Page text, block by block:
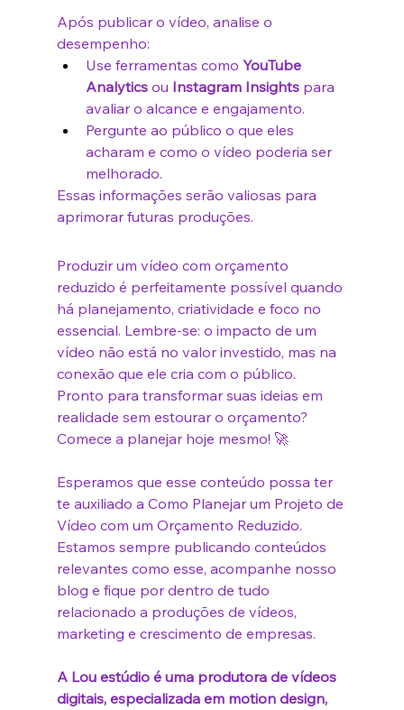
Após publicar o vídeo, analise o
desempenho:
Use ferramentas como YouTube
Analytics ou Instagram Insights para
avaliar o alcance e engajamento.
Pergunte ao público o que eles
acharam e como o vídeo poderia ser
melhorado.
Essas informações serão valiosas para
aprimorar futuras produções.
Produzir um vídeo com orçamento
reduzido é perfeitamente possível quando
há planejamento, criatividade e foco no
essencial. Lembre-se: o impacto de um
vídeo não está no valor investido, mas na
conexão que ele cria com o público.
Pronto para transformar suas ideias em
realidade sem estourar o orçamento?
Comece a planejar hoje mesmo! 🚀
Esperamos que esse conteúdo possa ter
te auxiliado a Como Planejar um Projeto de
Vídeo com um Orçamento Reduzido.
Estamos sempre publicando conteúdos
relevantes como esse, acompanhe nosso
blog e fique por dentro de tudo
relacionado a produções de vídeos,
marketing e crescimento de empresas.
A Lou estúdio é uma produtora de vídeos
digitais, especializada em motion design,